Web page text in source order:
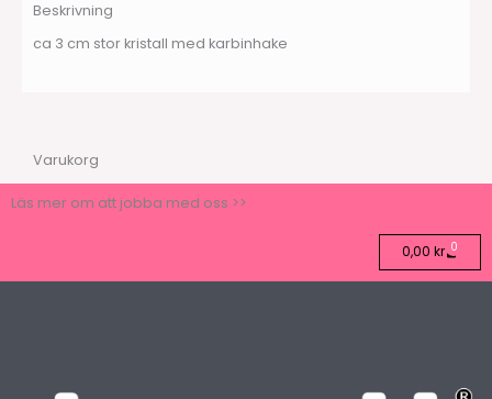
Beskrivning
ca 3 cm stor kristall med karbinhake
Varukorg
Läs mer om att jobba med oss >>
0,00 kr 0